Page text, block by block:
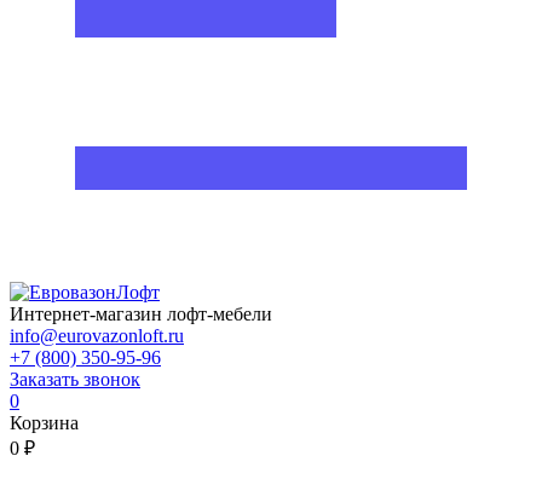
Интернет-магазин лофт-мебели
info@eurovazonloft.ru
+7 (800) 350-95-96
Заказать звонок
0
Корзина
0 ₽